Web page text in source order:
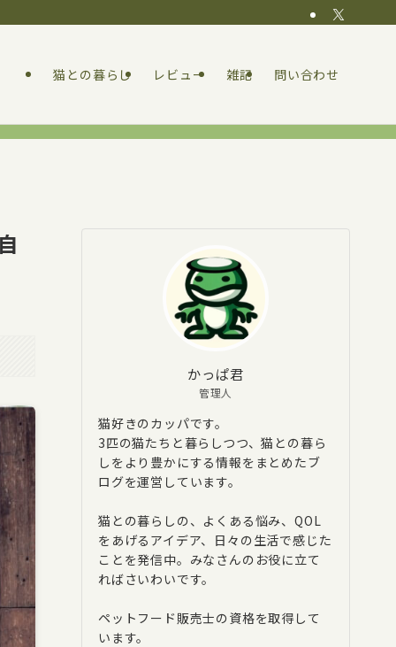
猫との暮らし レビュー 雑記 問い合わせ
かっぱ君
管理人
猫好きのカッパです。
3匹の猫たちと暮らしつつ、猫との暮ら
しをより豊かにする情報をまとめたブ
ログを運営しています。
猫との暮らしの、よくある悩み、QOL
をあげるアイデア、日々の生活で感じた
ことを発信中。みなさんのお役に立て
ればさいわいです。
ペットフード販売士の資格を取得して
います。